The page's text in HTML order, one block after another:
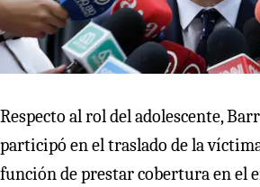
Respecto al rol del adolescente,
participó en el traslado de la
función de prestar cobertura en el